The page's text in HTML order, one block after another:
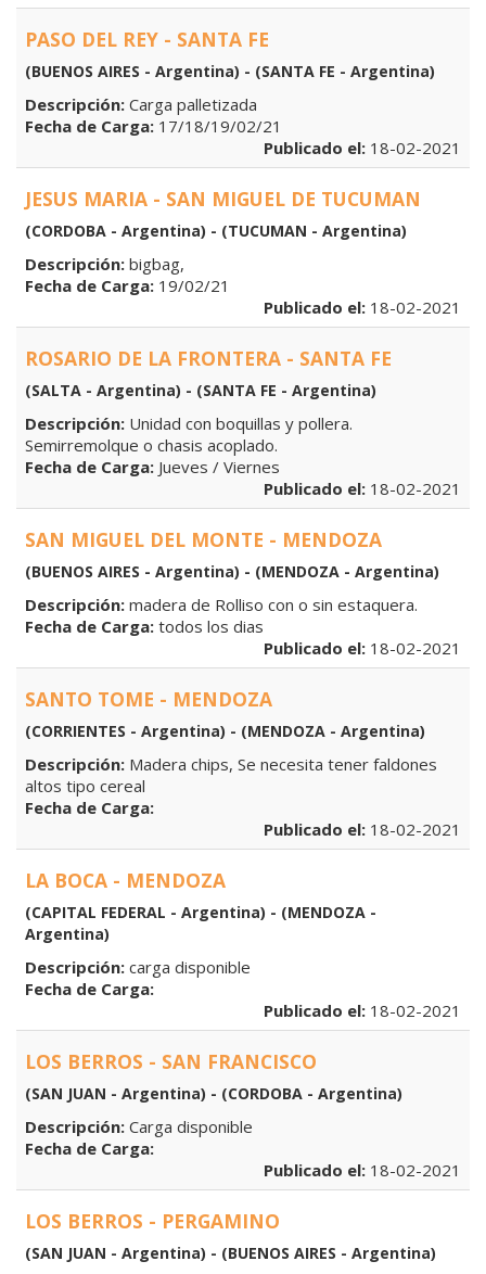
PASO DEL REY - SANTA FE
(BUENOS AIRES - Argentina) - (SANTA FE - Argentina)
Descripción: Carga palletizada
Fecha de Carga: 17/18/19/02/21
Publicado el: 18-02-2021
JESUS MARIA - SAN MIGUEL DE TUCUMAN
(CORDOBA - Argentina) - (TUCUMAN - Argentina)
Descripción: bigbag,
Fecha de Carga: 19/02/21
Publicado el: 18-02-2021
ROSARIO DE LA FRONTERA - SANTA FE
(SALTA - Argentina) - (SANTA FE - Argentina)
Descripción: Unidad con boquillas y pollera.
Semirremolque o chasis acoplado.
Fecha de Carga: Jueves / Viernes
Publicado el: 18-02-2021
SAN MIGUEL DEL MONTE - MENDOZA
(BUENOS AIRES - Argentina) - (MENDOZA - Argentina)
Descripción: madera de Rolliso con o sin estaquera.
Fecha de Carga: todos los dias
Publicado el: 18-02-2021
SANTO TOME - MENDOZA
(CORRIENTES - Argentina) - (MENDOZA - Argentina)
Descripción: Madera chips, Se necesita tener faldones
altos tipo cereal
Fecha de Carga:
Publicado el: 18-02-2021
LA BOCA - MENDOZA
(CAPITAL FEDERAL - Argentina) - (MENDOZA -
Argentina)
Descripción: carga disponible
Fecha de Carga:
Publicado el: 18-02-2021
LOS BERROS - SAN FRANCISCO
(SAN JUAN - Argentina) - (CORDOBA - Argentina)
Descripción: Carga disponible
Fecha de Carga:
Publicado el: 18-02-2021
LOS BERROS - PERGAMINO
(SAN JUAN - Argentina) - (BUENOS AIRES - Argentina)